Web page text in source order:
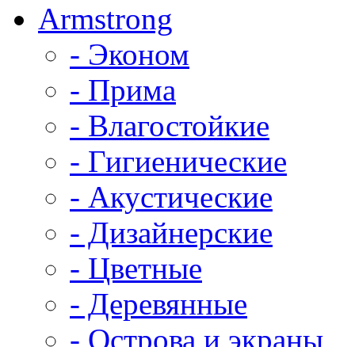
Armstrong
- Эконом
- Прима
- Влагостойкие
- Гигиенические
- Акустические
- Дизайнерские
- Цветные
- Деревянные
- Острова и экраны